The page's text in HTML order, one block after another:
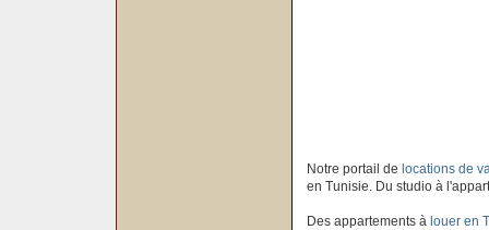
Notre portail de locations de
en Tunisie. Du studio à
Des appartements à louer en